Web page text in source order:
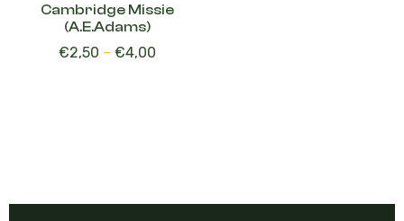
Cambridge Missie
(A.E.Adams)
€2,50 – €4,00